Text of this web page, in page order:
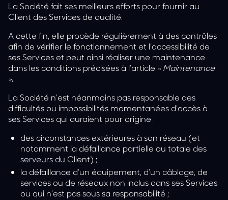
La Société fait ses meilleurs efforts pour fournir au
Client des Services de qualité.
A cette fin, elle procède régulièrement à des contrôles
afin de vérifier le fonctionnement et l’accessibilité de
ses Services et peut ainsi réaliser une maintenance
dans les conditions précisées à l’article « Maintenance
».
La Société n’est néanmoins pas responsable des
difficultés ou impossibilités momentanées d’accès à
ses Services qui auraient pour origine :
des circonstances extérieures à son réseau (et
notamment la défaillance partielle ou totale des
serveurs du Client) ;
la défaillance d’un équipement, d’un câblage, de
services ou de réseaux non inclus dans ses Services
ou qui n’est pas sous sa responsabilité ;